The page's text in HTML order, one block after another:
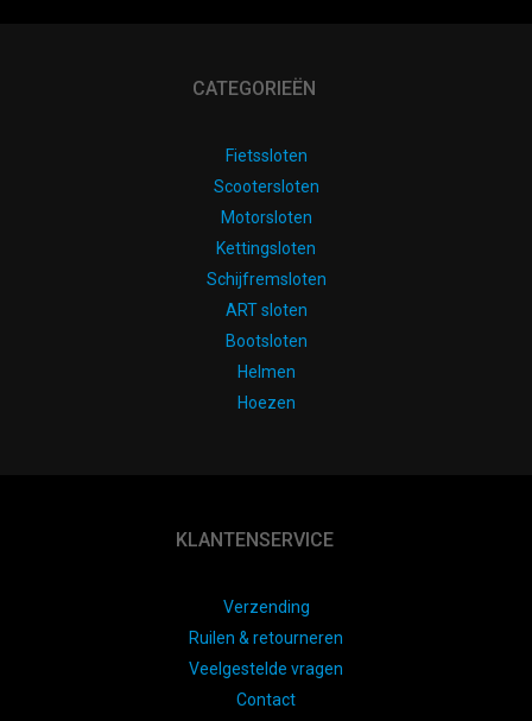
CATEGORIEËN
Fietssloten
Scootersloten
Motorsloten
Kettingsloten
Schijfremsloten
ART sloten
Bootsloten
Helmen
Hoezen
KLANTENSERVICE
Verzending
Ruilen & retourneren
Veelgestelde vragen
Contact